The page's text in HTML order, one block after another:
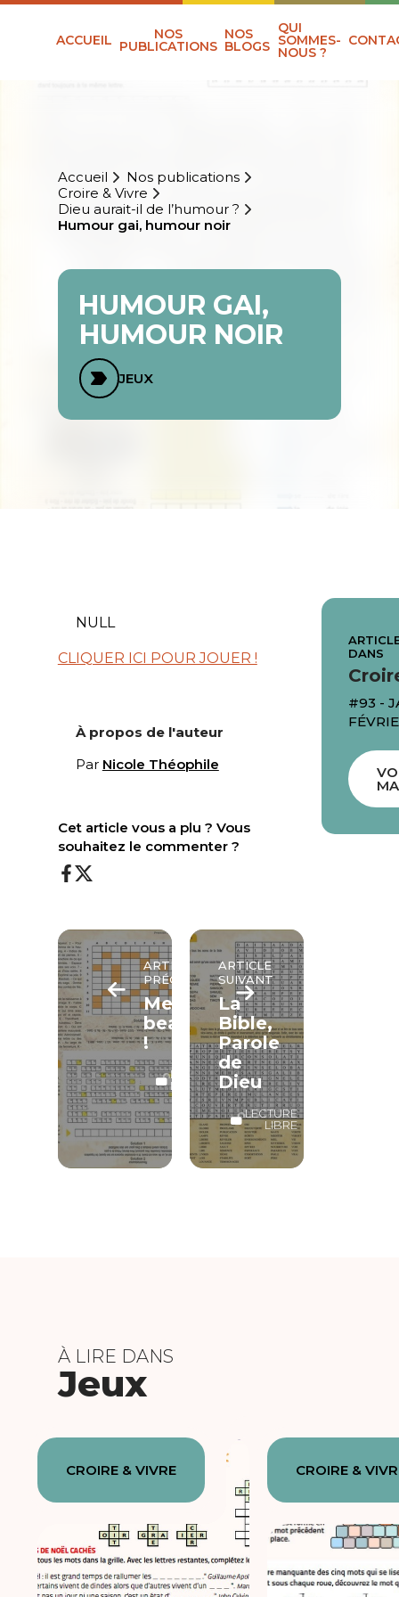
ACCUEIL NOS
PUBLICATIONS
NOS
BLOGS
QUI
SOMMES-
NOUS ?
Accueil
Nos publications
Croire & Vivre
Dieu aurait-il de l’humour ?
Humour gai, humour noir
HUMOUR GAI,
HUMOUR NOIR
JEUX
NULL
CLIQUER ICI POUR JOUER !
À propos de l'auteur
Par Nicole Théophile
Cet article vous a plu ? Vous
souhaitez le commenter ?
ARTICLE
PRÉCÉDENT
Merci
beaucoup
!
LECTURE
LIBRE
ARTICLE
SUIVANT
La
Bible,
Parole
de
Dieu
LECTURE
LIBRE
DANS
#93 -
À LIRE DANS
Jeux
CROIRE & VIVRE CROIRE &